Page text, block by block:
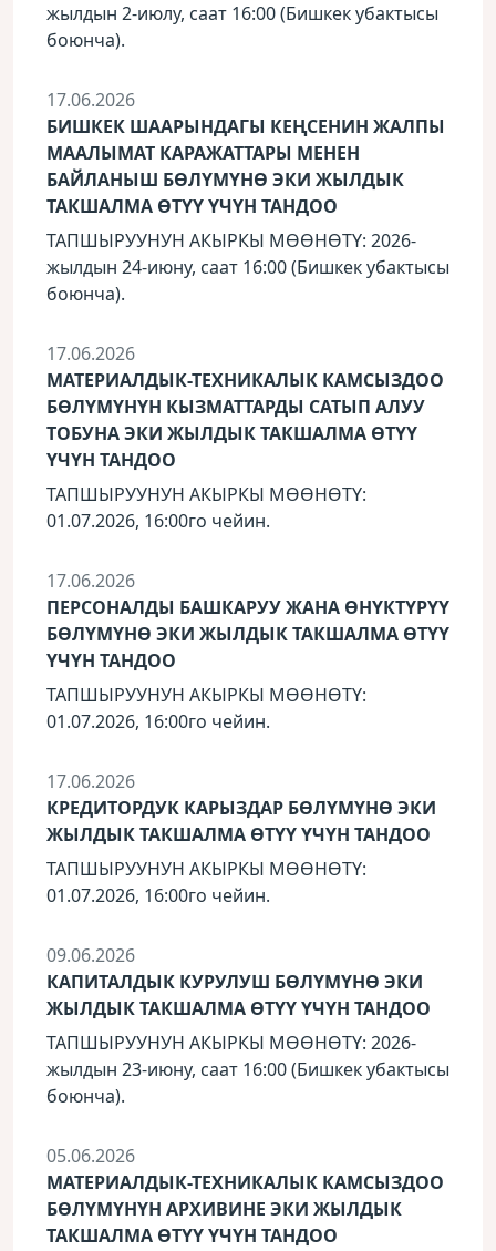
жылдын 2-июлу, саат 16:00 (Бишкек убактысы
боюнча).
17.06.2026
БИШКЕК ШААРЫНДАГЫ КЕҢСЕНИН ЖАЛПЫ
МААЛЫМАТ КАРАЖАТТАРЫ МЕНЕН
БАЙЛАНЫШ БӨЛҮМҮНӨ ЭКИ ЖЫЛДЫК
ТАКШАЛМА ӨТҮҮ ҮЧҮН ТАНДОО
ТАПШЫРУУНУН АКЫРКЫ МӨӨНӨТҮ: 2026-
жылдын 24-июну, саат 16:00 (Бишкек убактысы
боюнча).
17.06.2026
МАТЕРИАЛДЫК-ТЕХНИКАЛЫК КАМСЫЗДОО
БӨЛҮМҮНҮН КЫЗМАТТАРДЫ САТЫП АЛУУ
ТОБУНА ЭКИ ЖЫЛДЫК ТАКШАЛМА ӨТҮҮ
ҮЧҮН ТАНДОО
ТАПШЫРУУНУН АКЫРКЫ МӨӨНӨТҮ:
01.07.2026, 16:00го чейин.
17.06.2026
ПЕРСОНАЛДЫ БАШКАРУУ ЖАНА ӨНҮКТҮРҮҮ
БӨЛҮМҮНӨ ЭКИ ЖЫЛДЫК ТАКШАЛМА ӨТҮҮ
ҮЧҮН ТАНДОО
ТАПШЫРУУНУН АКЫРКЫ МӨӨНӨТҮ:
01.07.2026, 16:00го чейин.
17.06.2026
КРЕДИТОРДУК КАРЫЗДАР БӨЛҮМҮНӨ ЭКИ
ЖЫЛДЫК ТАКШАЛМА ӨТҮҮ ҮЧҮН ТАНДОО
ТАПШЫРУУНУН АКЫРКЫ МӨӨНӨТҮ:
01.07.2026, 16:00го чейин.
09.06.2026
КАПИТАЛДЫК КУРУЛУШ БӨЛҮМҮНӨ ЭКИ
ЖЫЛДЫК ТАКШАЛМА ӨТҮҮ ҮЧҮН ТАНДОО
ТАПШЫРУУНУН АКЫРКЫ МӨӨНӨТҮ: 2026-
жылдын 23-июну, саат 16:00 (Бишкек убактысы
боюнча).
05.06.2026
МАТЕРИАЛДЫК-ТЕХНИКАЛЫК КАМСЫЗДОО
БӨЛҮМҮНҮН АРХИВИНЕ ЭКИ ЖЫЛДЫК
ТАКШАЛМА ӨТҮҮ ҮЧҮН ТАНДОО